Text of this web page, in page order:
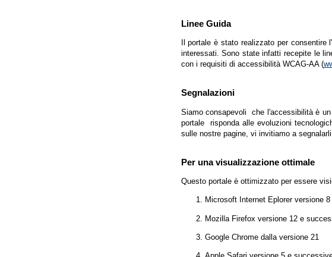
Linee Guida
Il portale è stato realizzato per
interessati. Sono state infatti recepite le
con i requisiti di accessibilità WCAG-AA (
Segnalazioni
Siamo consapevoli che l'accessibilità è
portale risponda alle evoluzioni
sulle nostre pagine, vi invitiamo a
Per una visualizzazione ottimale
Questo portale è ottimizzato per essere
Microsoft Internet Eplorer versione
Mozilla Firefox versione 12 e
Google Chrome dalla versione 21